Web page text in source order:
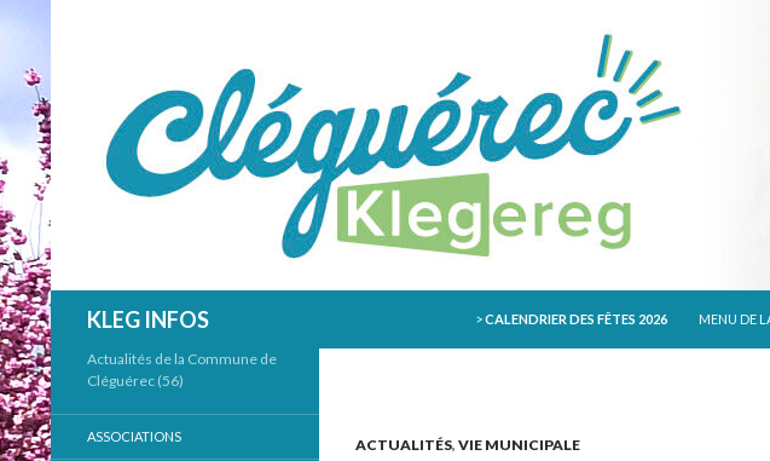
KLEG INFOS
>CALENDRIER DES FÊTES 2026 MENU DE
ACTUALITÉS, VIE MUNICIPALE
Actualités de la Commune de
Cléguérec (56)
ASSOCIATIONS